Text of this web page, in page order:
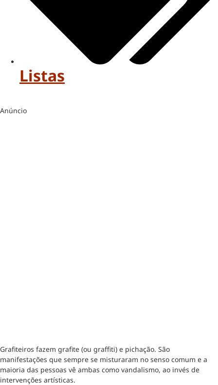
Listas
Anúncio
Grafiteiros fazem grafite (ou graffiti) e pichação. São
manifestações que sempre se misturaram no senso comum e a
maioria das pessoas vê ambas como vandalismo, ao invés de
intervenções artísticas.